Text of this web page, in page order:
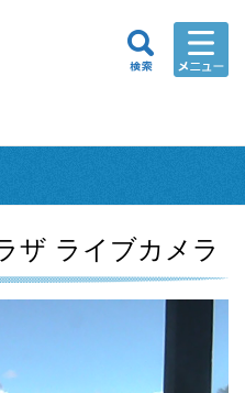
ザ ライブカメラ